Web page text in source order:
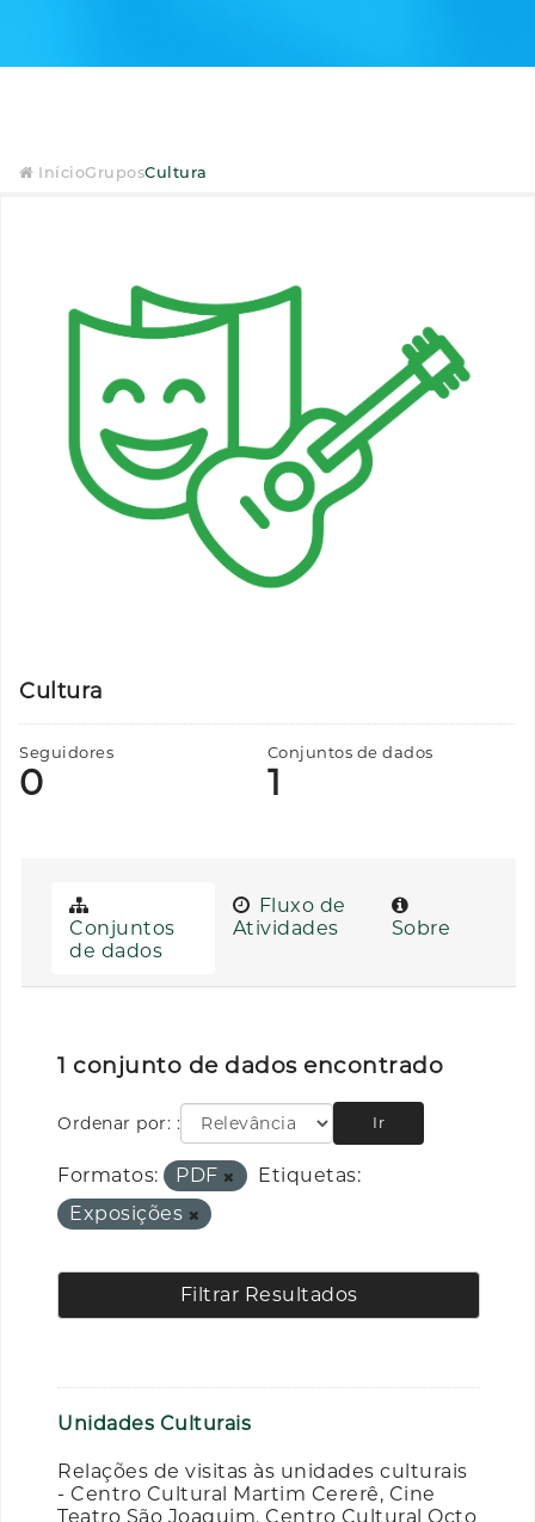
InícioGruposCultura
Cultura
Seguidores
0
Conjuntos de dados
1
Conjuntos
de dados
Fluxo de
Atividades
Sobre
1 conjunto de dados encontrado
Ordenar por: Ir
Formatos: PDF
Etiquetas:
Exposições
Filtrar Resultados
Unidades Culturais
Relações de visitas às unidades culturais
- Centro Cultural Martim Cererê, Cine
Teatro São Joaquim, Centro Cultural Octo